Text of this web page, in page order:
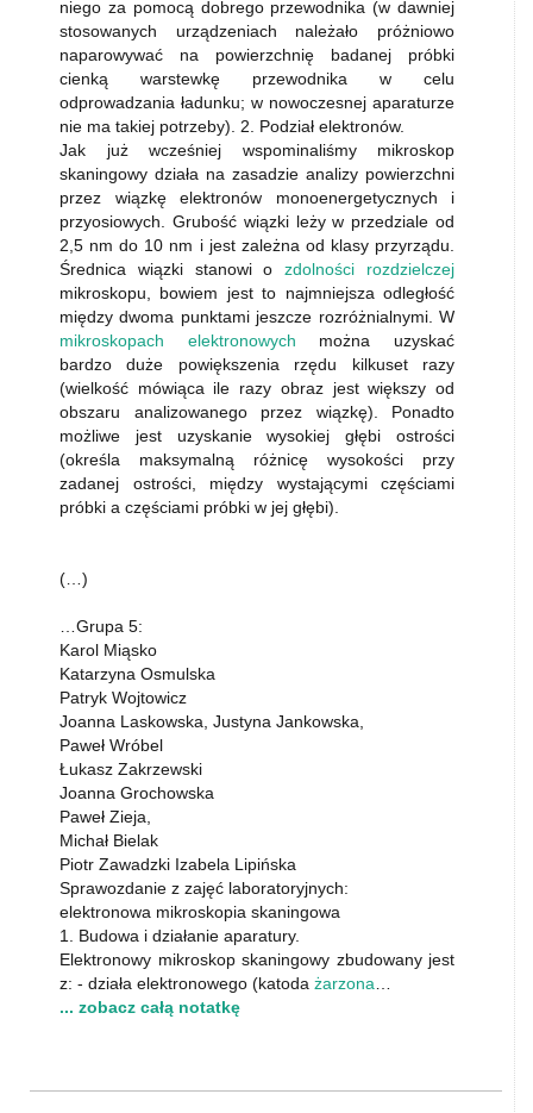
niego za pomocą dobrego przewodnika (w dawniej
stosowanych urządzeniach należało próżniowo
naparowywać na powierzchnię badanej próbki
cienką warstewkę przewodnika w celu
odprowadzania ładunku; w nowoczesnej aparaturze
nie ma takiej potrzeby). 2. Podział elektronów.
Jak już wcześniej wspominaliśmy mikroskop
skaningowy działa na zasadzie analizy powierzchni
przez wiązkę elektronów monoenergetycznych i
przyosiowych. Grubość wiązki leży w przedziale od
2,5 nm do 10 nm i jest zależna od klasy przyrządu.
Średnica wiązki stanowi ozdolności rozdzielczej
mikroskopu, bowiem jest to najmniejsza odległość
między dwoma punktami jeszcze rozróżnialnymi. W
mikroskopach elektronowych można uzyskać
bardzo duże powiększenia rzędu kilkuset razy
(wielkość mówiąca ile razy obraz jest większy od
obszaru analizowanego przez wiązkę). Ponadto
możliwe jest uzyskanie wysokiej głębi ostrości
(określa maksymalną różnicę wysokości przy
zadanej ostrości, między wystającymi częściami
próbki a częściami próbki w jej głębi).
(…)
…Grupa 5:
Karol Miąsko
Katarzyna Osmulska
Patryk Wojtowicz
Joanna Laskowska, Justyna Jankowska,
Paweł Wróbel
Łukasz Zakrzewski
Joanna Grochowska
Paweł Zieja,
Michał Bielak
Piotr Zawadzki Izabela Lipińska
Sprawozdanie z zajęć laboratoryjnych:
elektronowa mikroskopia skaningowa
1. Budowa i działanie aparatury.
Elektronowy mikroskop skaningowy zbudowany jest
z: - działa elektronowego (katoda żarzona
... zobacz całą notatkę